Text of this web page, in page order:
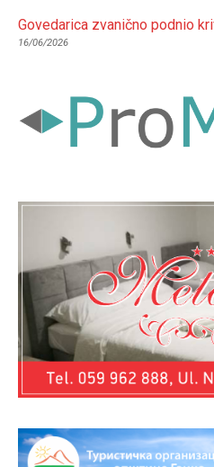
Govedarica zvanično podnio
16/06/2026